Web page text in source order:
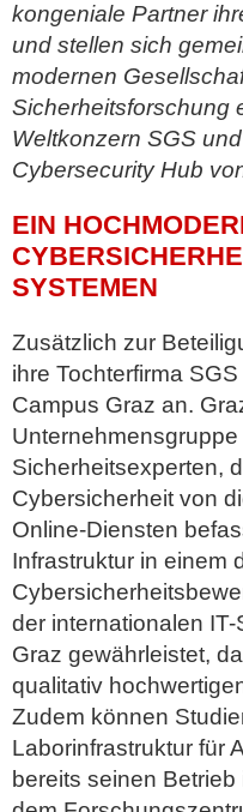
kongeniale Partner
und stellen sich
modernen
Sicherheitsforschung
Weltkonzern SGS
Cybersecurity Hub
EIN
SYSTEMEN
Zusätzlich zur
ihre Tochterfirma
Campus Graz an.
Sicherheitsexperten,
Cybersicherheit von
Online-Diensten
Infrastruktur in einem
der internationalen
Graz gewährleistet,
qualitativ
Zudem können
Laborinfrastruktur für
bereits seinen